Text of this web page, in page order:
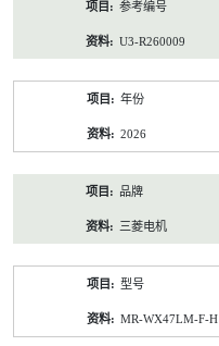
参考编号
U3-R260009
年份
2026
品牌
三菱电机
型号
MR-WX47LM-F-H